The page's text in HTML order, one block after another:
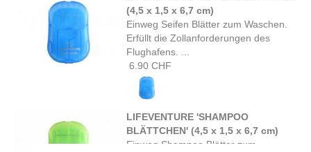
(4,5 x 1,5 x 6,7 cm)
Einweg Seifen Blätter zum Waschen.
Erfüllt die Zollanforderungen des
Flughafens. ...
6.90 CHF
LIFEVENTURE 'SHAMPOO
BLÄTTCHEN' (4,5 x 1,5 x 6,7 cm)
Einweg Shampoo Blätter zum